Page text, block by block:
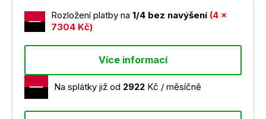
Rozložení platby na 1/4 bez navýšení (4 x
7304 Kč)
Více informací
Na splátky již od 2922 Kč / měsíčně